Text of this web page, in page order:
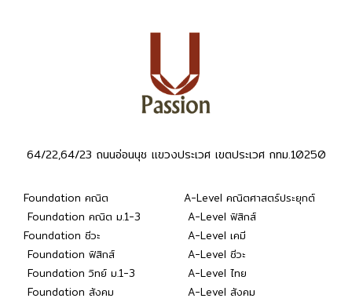
64/22,64/23 ถนนอ่อนนุช แขวงประเวศ เขตประเวศ กทม.10250
Foundation คณิต
Foundation คณิต ม.1-3
Foundation ชีวะ
Foundation ฟิสิกส์
Foundation วิทย์ ม.1-3
Foundation สังคม
A-Level คณิตศาสตร์ประยุกต์
A-Level ฟิสิกส์
A-Level เคมี
A-Level ชีวะ
A-Level ไทย
A-Level สังคม